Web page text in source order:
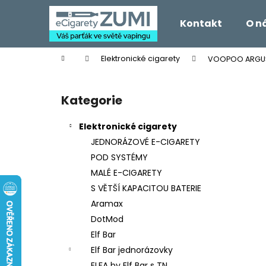
Kontakt O
Domů Elektronické cigarety VOOPOO
Přeskočit
kategorie
Kategorie
Elektronické cigarety
JEDNORÁZOVÉ E-CIGARETY
POD SYSTÉMY
MALÉ E-CIGARETY
S VĚTŠÍ KAPACITOU BATERIE
Aramax
DotMod
Elf Bar
Elf Bar jednorázovky
í
Zpět
do
Zpět
do